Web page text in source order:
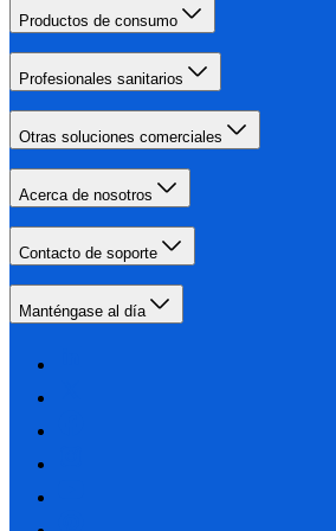
Productos de consumo
Profesionales sanitarios
Otras soluciones comerciales
Acerca de nosotros
Contacto de soporte
Manténgase al día